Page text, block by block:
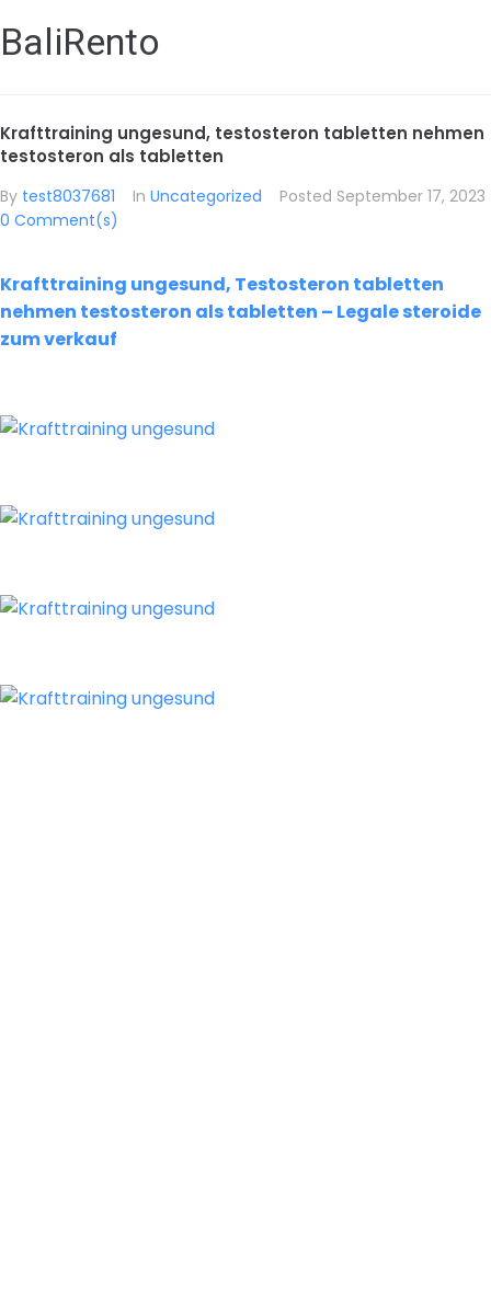
BaliRento
Krafttraining ungesund, testosteron tabletten nehmen
testosteron als tabletten
By test8037681 In Uncategorized Posted September 17, 2023
0 Comment(s)
Krafttraining ungesund, Testosteron tabletten
nehmen testosteron als tabletten – Legale steroide
zum verkauf